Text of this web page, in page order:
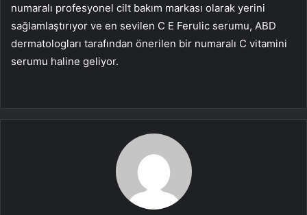
numaralı profesyonel cilt bakım markası olarak yerini
sağlamlaştırıyor ve en sevilen C E Ferulic serumu, ABD
dermatologları tarafından önerilen bir numaralı C vitamini
serumu haline geliyor.